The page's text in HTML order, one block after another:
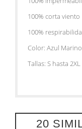
100% corta viento
100%
Color: Azul
Tallas: S hasta 2XL
20